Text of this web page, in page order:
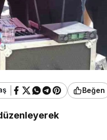
Beğen